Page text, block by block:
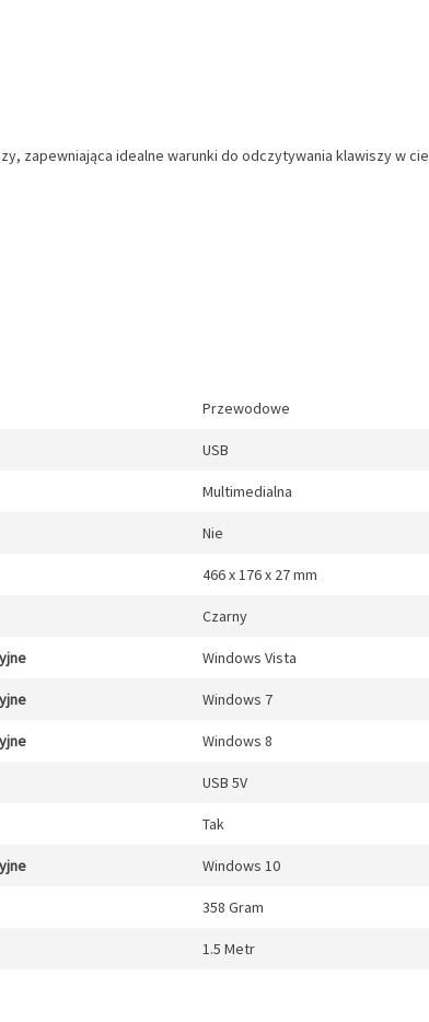
zapewniająca idealne warunki do odczytywania klawiszy w
Przewodowe
USB
Multimedialna
Nie
466 x 176 x 27 mm
Czarny
Windows Vista
Windows 7
Windows 8
USB 5V
Tak
Windows 10
358 Gram
1.5 Metr